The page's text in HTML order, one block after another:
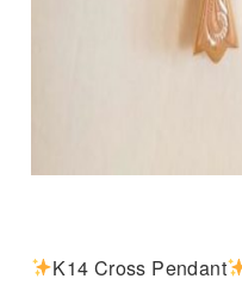
K14 Cross Pendant